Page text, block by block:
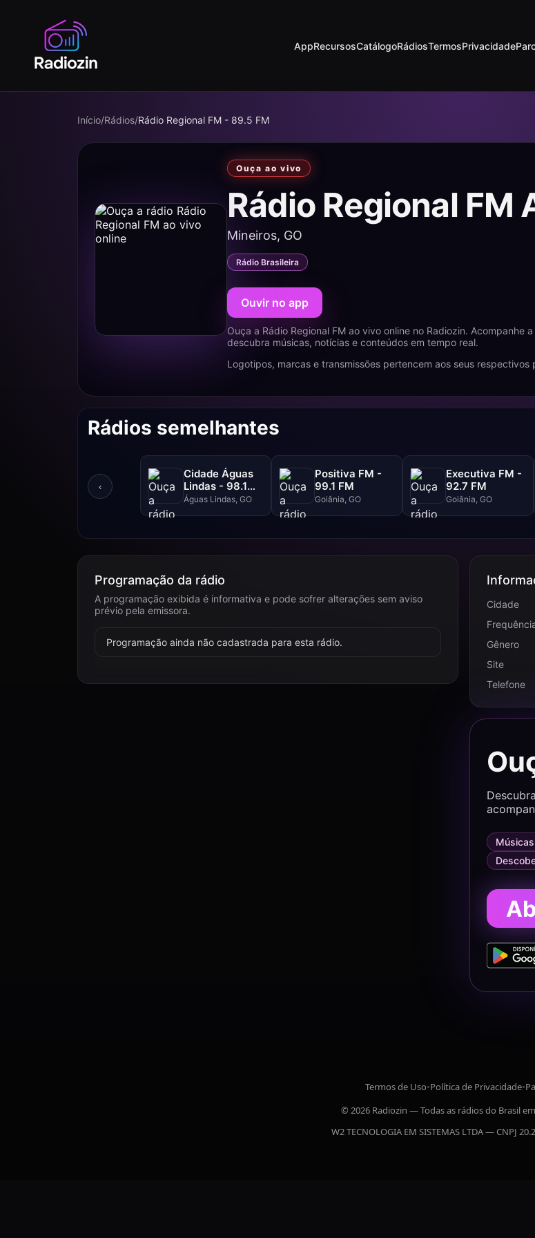
AppRecursosCatálogoRádiosTermosPrivacidade
Início/Rádios/Rádio Regional FM - 89.5 FM
Ouça ao vivo
Rádio Regional FM
Mineiros, GO
Rádio Brasileira
Ouvir no app
Ouça a Rádio Regional FM ao vivo online no Radiozin. Acompanhe
descubra músicas, notícias e conteúdos em tempo real.
Logotipos, marcas e transmissões pertencem aos seus respectivos
Rádios semelhantes
‹
Cidade Águas
Lindas - 98.1
FM
Águas Lindas, GO
Positiva FM -
99.1 FM
Goiânia, GO
Executiva FM -
92.7 FM
Goiânia, GO
Programação da rádio
A programação exibida é informativa e pode sofrer alterações sem aviso
prévio pela emissora.
Programação ainda não cadastrada para esta rádio.
Cidade
Gênero
Site
Telefone
Termos de Uso•Política de Privacidade•
© 2026 Radiozin — Todas as rádios do Brasil
W2 TECNOLOGIA EM SISTEMAS LTDA — CNPJ